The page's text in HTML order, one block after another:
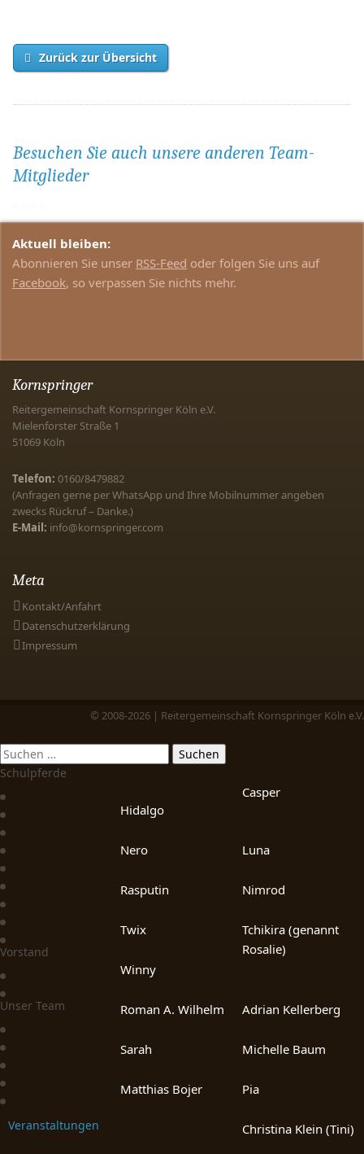
Zurück zur Übersicht
Besuchen Sie auch unsere anderen Team-
Mitglieder
Aktuell bleiben:
Abonnieren Sie unser RSS-Feed oder folgen Sie uns auf
Facebook, so verpassen Sie nichts mehr.
Kornspringer
Reitergemeinschaft Kornspringer Köln e.V.
Mielenforster Straße 1
51069 Köln
Telefon: 0160/8479882
(Anfragen gerne per WhatsApp und Ihre Mobilnummer angeben
zwecks Rückruf – Danke.)
E-Mail: info@kornspringer.com
Meta
Kontakt/Anfahrt
Datenschutzerklärung
Impressum
© 2008-2026 | Reitergemeinschaft Kornspringer Köln e.V.
Schulpferde
Casper
Hidalgo
Luna
Nero
Nimrod
Rasputin
Tchikira (genannt
Rosalie)
Twix
Winny
Vorstand
Adrian Kellerberg
Roman A. Wilhelm
Unser Team
Michelle Baum
Sarah
Pia
Matthias Bojer
Christina Klein (Tini)
Veranstaltungen